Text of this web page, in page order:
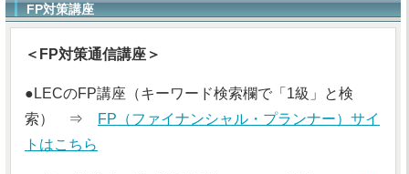
FP対策講座
＜FP対策通信講座＞
●LECのFP講座（キーワード検索欄で「1級」と検
索） ⇒
FP（ファイナンシャル・プランナー）サイ
トはこちら